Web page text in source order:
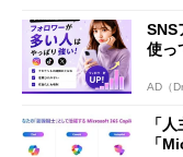
SNS
使っ
AD（
「
「